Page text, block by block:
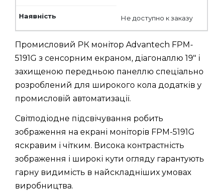
Не доступно к заказу
Промисловий РК монітор Advantech FPM-
5191G з сенсорним екраном, діагоналлю 19" і
захищеною передньою панеллю спеціально
розроблений для широкого кола додатків у
промисловій автоматизації.
Світлодіодне підсвічування робить
зображення на екрані моніторів FPM-5191G
яскравим і чітким. Висока контрастність
зображення і широкі кути огляду гарантують
гарну видимість в найскладніших умовах
виробництва.